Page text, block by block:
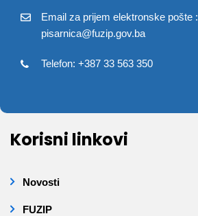
Email za prijem elektronske pošte :
pisarnica@fuzip.gov.ba
Telefon: +387 33 563 350
Korisni linkovi
Novosti
FUZIP